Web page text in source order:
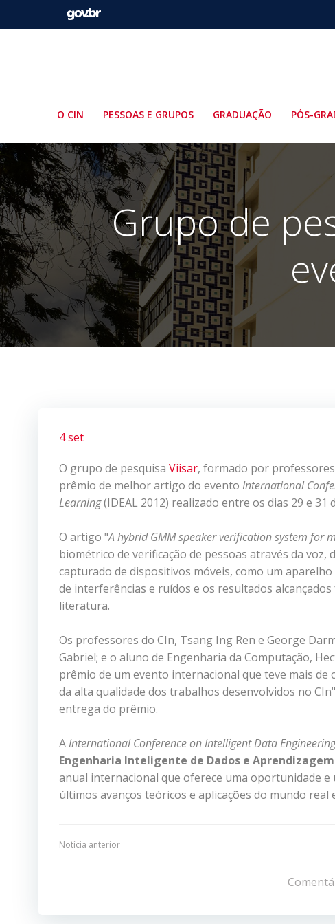
O CIN PESSOAS E GRUPOS GRADUAÇÃO PÓS-
Grupo de
4 set
O grupo de pesquisa Viisar, formado por
prêmio de melhor artigo do evento International
Learning(IDEAL 2012) realizado entre os dias 29 e
O artigo "A hybrid GMM speaker verification system for
biométrico de verificação de pessoas através da
capturado de dispositivos móveis, como um
de interferências e ruídos e os resultados
literatura.
Os professores do CIn, Tsang Ing Ren e George
Gabriel; e o aluno de Engenharia da Computação,
prêmio de um evento internacional que teve mais
da alta qualidade dos trabalhos desenvolvidos no
entrega do prêmio.
AInternational Conference on Intelligent Data
Engenharia Inteligente de Dados e
anual internacional que oferece uma oportunidade
últimos avanços teóricos e aplicações do mundo
Navegação
Notícia anterior